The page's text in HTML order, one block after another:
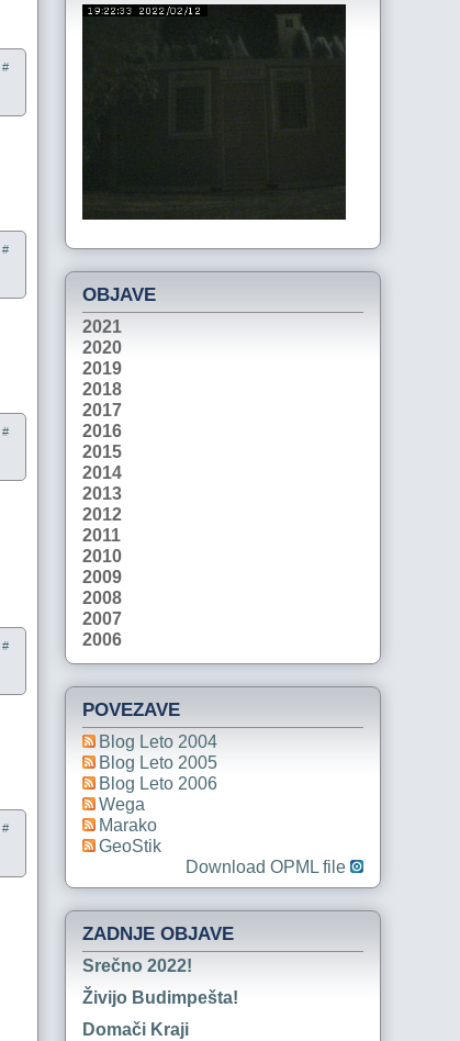
#
#
#
#
#
OBJAVE
2021
2020
2019
2018
2017
2016
2015
2014
2013
2012
2011
2010
2009
2008
2007
2006
POVEZAVE
Blog Leto 2004
Blog Leto 2005
Blog Leto 2006
Wega
Marako
GeoStik
Download OPML file
ZADNJE OBJAVE
Srečno 2022!
Živijo Budimpešta!
Domači Kraji